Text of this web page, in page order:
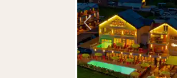
Forrige billede